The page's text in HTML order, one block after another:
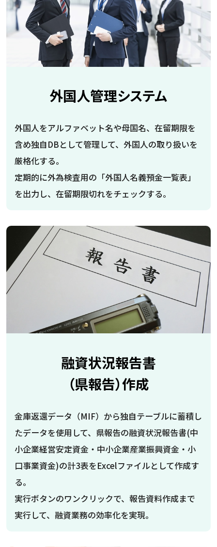
外国人管理システム
外国人をアルファベット名や母国名、在留期限を
含め独自DBとして管理して、外国人の取り扱いを
厳格化する。
定期的に外為検査用の「外国人名義預金一覧表」
を出力し、在留期限切れをチェックする。
融資状況報告書
（県報告）作成
金庫返還データ（MIF）から独自テーブルに蓄積し
たデータを使用して、県報告の融資状況報告書(中
小企業経営安定資金・中小企業産業振興資金・小
口事業資金)の計3表をExcelファイルとして作成す
る。
実行ボタンのワンクリックで、報告資料作成まで
実行して、融資業務の効率化を実現。